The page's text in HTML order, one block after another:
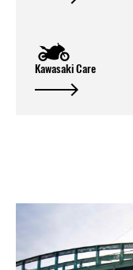
Kawasaki Care